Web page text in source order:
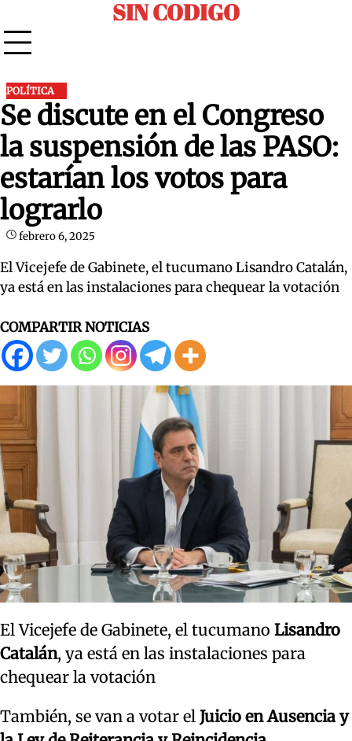
to
content
SIN CODIGO
POLÍTICA
Se discute en el Congreso
la suspensión de las PASO:
estarían los votos para
lograrlo
febrero 6, 2025
El Vicejefe de Gabinete, el tucumano Lisandro Catalán,
ya está en las instalaciones para chequear la votación
COMPARTIR NOTICIAS
El Vicejefe de Gabinete, el tucumano Lisandro
Catalán, ya está en las instalaciones para
chequear la votación
También, se van a votar el Juicio en Ausencia y